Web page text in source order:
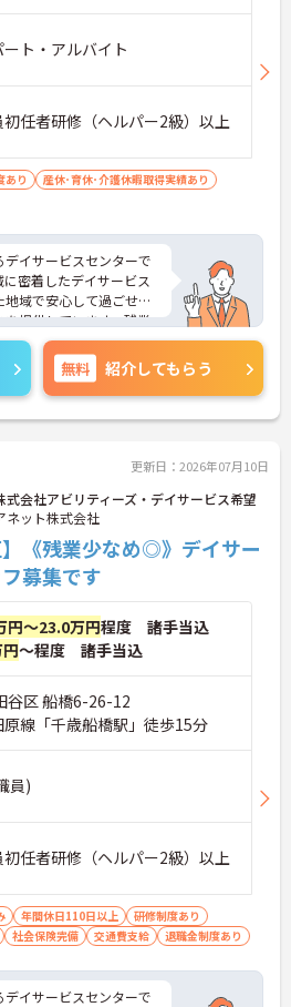
ト・アルバイト
任者研修（ヘルパー2級）以上
あり
産休･育休･介護休暇取得実績あり
イサービスセンターで
密着したデイサービス
域で安心して過ごせる
提供しています。残業
固定休みなのでライ
にしたい方にもおすす
ひお気軽にお問い合わ
無料 紹介してもらう
更新日：2026年07月10日
会社アビリティーズ・デイサービス希望
ネット株式会社
】《残業少なめ◎》デイサー
募集です
円～23.0万円程度 諸手当込
～程度 諸手当込
谷区 船橋6-26-12
原線「千歳船橋駅」徒歩15分
員)
任者研修（ヘルパー2級）以上
年間休日110日以上
研修制度あり
社会保険完備 交通費支給 退職金制度あり
イサービスセンターで